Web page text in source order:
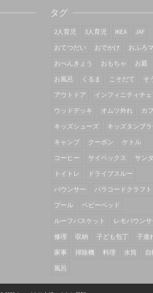
タグ
2人育児 3人育児 IKEA
JAF
おてつだい
おでかけ
おふろ
おべんきょう
おもちゃ
お庭
お風呂
くるま こそだて
そ
アウトドア
インフィニティチ
ウッドデッキ
オムツ外れ
カ
キッズシューズ
キッズタンブ
キャンプ
クーポン
ケトル
コーヒー
サイベックス
サン
トイトレ
ドライブスルー
バウンサー
パラコードクラフト
プール
ベビーベッド
ルーフバスケット
レモバウン
修理
収納 子ども包丁
子連
家事
掃除機 料理 水筒
風呂